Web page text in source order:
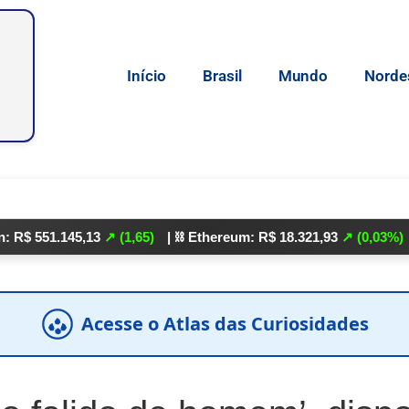
Início Brasil Mundo
↗ (1,65) | ⛓️ Ethereum: R$ 18.321,93↗ (0,03%) | 🌕
Acesse o Atlas das Curiosidades